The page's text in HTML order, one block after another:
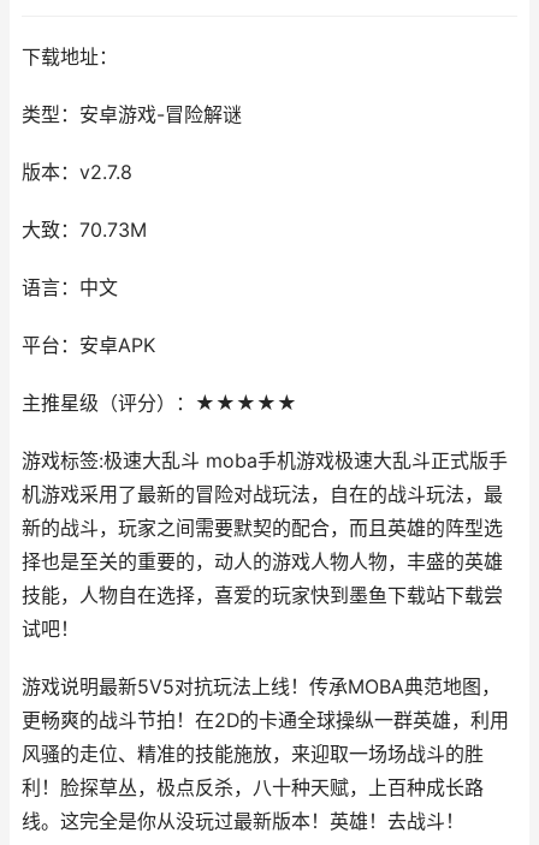
下载地址：
类型：安卓游戏-冒险解谜
版本：v2.7.8
大致：70.73M
语言：中文
平台：安卓APK
主推星级（评分）：★★★★★
游戏标签:极速大乱斗 moba手机游戏极速大乱斗正式版手
机游戏采用了最新的冒险对战玩法，自在的战斗玩法，最
新的战斗，玩家之间需要默契的配合，而且英雄的阵型选
择也是至关的重要的，动人的游戏人物人物，丰盛的英雄
技能，人物自在选择，喜爱的玩家快到墨鱼下载站下载尝
试吧！
游戏说明最新5V5对抗玩法上线！传承MOBA典范地图，
更畅爽的战斗节拍！在2D的卡通全球操纵一群英雄，利用
风骚的走位、精准的技能施放，来迎取一场场战斗的胜
利！脸探草丛，极点反杀，八十种天赋，上百种成长路
线。这完全是你从没玩过最新版本！英雄！去战斗！